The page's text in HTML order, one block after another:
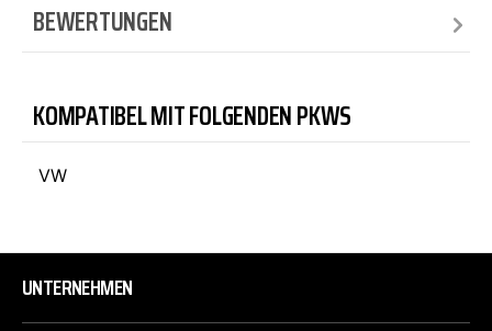
BEWERTUNGEN
KOMPATIBEL MIT FOLGENDEN PKWS
VW
UNTERNEHMEN